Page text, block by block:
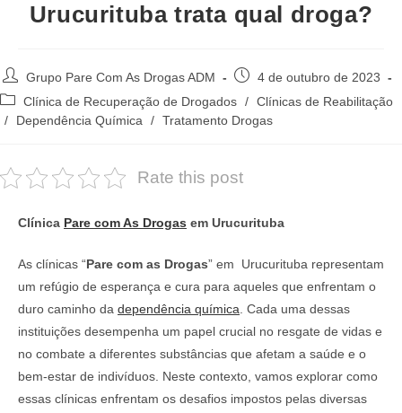
Urucurituba trata qual droga?
Autor
do
post:
Grupo Pare Com As Drogas ADM
Post
publicado:
4 de outubro de 2023
Categoria
do
Clínica de Recuperação de Drogados / Clínicas de Reabilitação
/
Dependência Química / Tratamento Drogas
Rate this post
Clínica Pare com As Drogas em Urucurituba
As clínicas “Pare com as Drogas” em Urucurituba representam
um refúgio de esperança e cura para aqueles que enfrentam o
duro caminho da dependência química . Cada uma dessas
instituições desempenha um papel crucial no resgate de vidas e
no combate a diferentes substâncias que afetam a saúde e o
bem-estar de indivíduos. Neste contexto, vamos explorar como
essas clínicas enfrentam os desafios impostos pelas diversas